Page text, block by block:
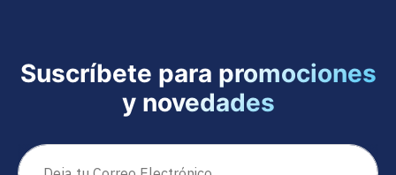
Suscríbete para promociones
y novedades